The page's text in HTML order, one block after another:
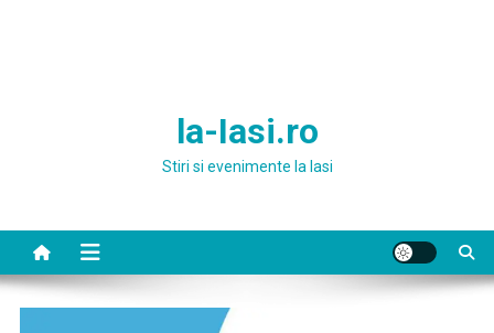
la-Iasi.ro
Stiri si evenimente la Iasi